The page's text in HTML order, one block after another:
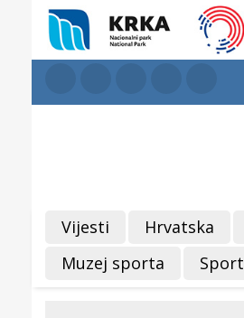
Vijesti Hrvatska
Muzej sporta
Sport